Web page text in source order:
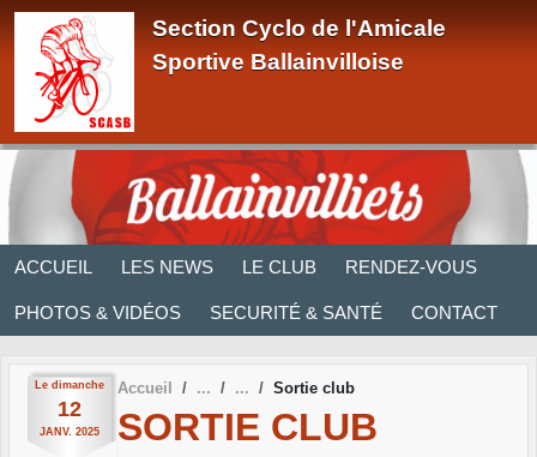
Section Cyclo de l'Amicale
Sportive Ballainvilloise
ACCUEIL LES NEWS LE CLUB RENDEZ-VOUS
PHOTOS & VIDÉOS SECURITÉ & SANTÉ CONTACT
Le dimanche
12
JANV. 2025
Accueil Sortie club
SORTIE CLUB
Panneau de gestion des cookies